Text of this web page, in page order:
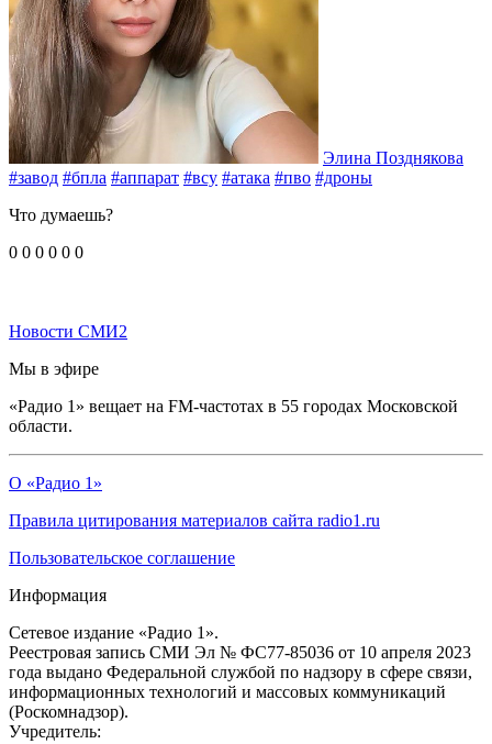
Элина Позднякова
#завод #бпла #аппарат #всу #атака #пво #дроны
Что думаешь?
0 0 0 0 0 0
Новости СМИ2
Мы в эфире
«Радио 1» вещает на FM-частотах в 55 городах Московской
области.
О «Радио 1»
Правила цитирования материалов сайта radio1.ru
Пользовательское соглашение
Информация
Сетевое издание «Радио 1».
Реестровая запись СМИ Эл № ФС77-85036 от 10 апреля 2023
года выдано Федеральной службой по надзору в сфере связи,
информационных технологий и массовых коммуникаций
(Роскомнадзор).
Учредитель: